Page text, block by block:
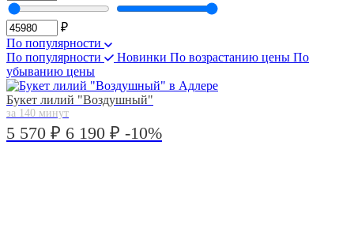
₽
По популярности
По популярности
Новинки По возрастанию цены По
убыванию цены
Букет лилий "Воздушный"
за 140 минут
5 570 ₽ 6 190 ₽ -10%